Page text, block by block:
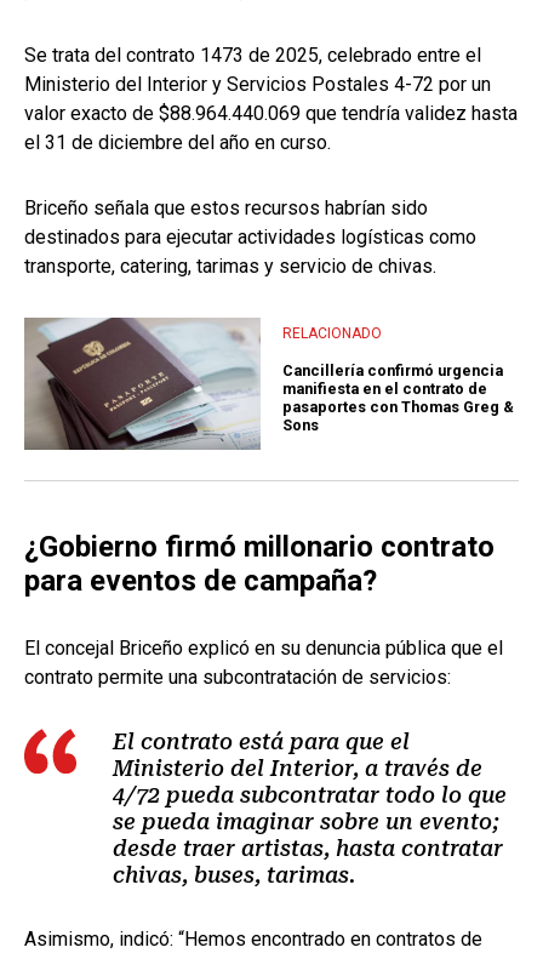
Se trata del contrato 1473 de 2025, celebrado entre el
Ministerio del Interior y Servicios Postales 4-72 por un
valor exacto de $88.964.440.069 que tendría validez hasta
el 31 de diciembre del año en curso.
Briceño señala que estos recursos habrían sido
destinados para ejecutar actividades logísticas como
transporte, catering, tarimas y servicio de chivas.
RELACIONADO
Cancillería confirmó urgencia
manifiesta en el contrato de
pasaportes con Thomas Greg &
Sons
¿Gobierno firmó millonario contrato
para eventos de campaña?
El concejal Briceño explicó en su denuncia pública que el
contrato permite una subcontratación de servicios:
El contrato está para que el
Ministerio del Interior, a través de
4/72 pueda subcontratar todo lo que
se pueda imaginar sobre un evento;
desde traer artistas, hasta contratar
chivas, buses, tarimas.
Asimismo, indicó: “Hemos encontrado en contratos de